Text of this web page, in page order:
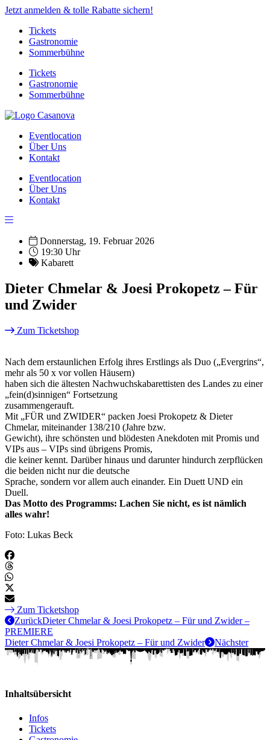
Jetzt anmelden & tolle Rabatte sichern!
Tickets
Gastronomie
Sommerbühne
Tickets
Gastronomie
Sommerbühne
Eventlocation
Über Uns
Kontakt
Eventlocation
Über Uns
Kontakt
Donnerstag, 19. Februar 2026
19:30 Uhr
Kabarett
Dieter Chmelar & Joesi Prokopetz – Für
und Zwider
Zum Ticketshop
Nach dem erstaunlichen Erfolg ihres Erstlings als Duo („Evergrins“,
mehr als 50 x vor vollen Häusern)
haben sich die ältesten Nachwuchskabarettisten des Landes zu einer
„fein(d)sinnigen“ Fortsetzung
zusammengerauft.
Mit „FÜR und ZWIDER“ packen Joesi Prokopetz & Dieter
Chmelar, miteinander 138/210 (Jahre bzw.
Gewicht), ihre schönsten und blödesten Anekdoten mit Promis und
VIPs aus – VIPs sind übrigens Promis,
die keiner kennt. Darüber hinaus und darunter hindurch zerpflücken
die beiden nicht nur die deutsche
Sprache, sondern vor allem auch einander. Ein Duett UND ein
Duell.
Das Motto des Programms: Lachen Sie nicht, es ist nämlich
alles wahr!
Foto: Lukas Beck
Zum Ticketshop
ZurückDieter Chmelar & Joesi Prokopetz – Für und Zwider –
PREMIERE
Dieter Chmelar & Joesi Prokopetz – Für und Zwider
Nächster
Inhaltsübersicht
Infos
Tickets